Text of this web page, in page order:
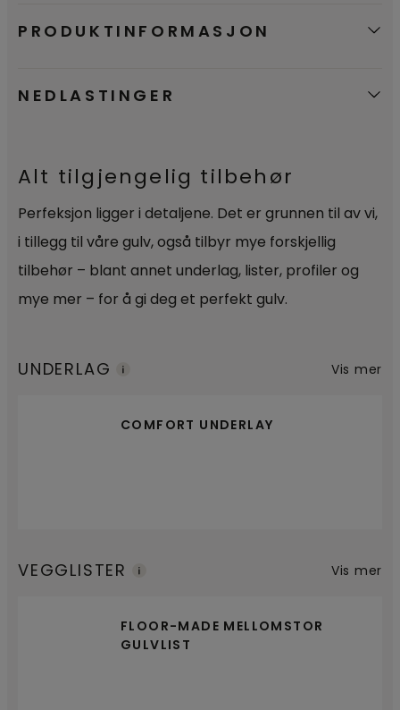
PRODUKTINFORMASJON
NEDLASTINGER
Alt tilgjengelig tilbehør
Perfeksjon ligger i detaljene. Det er grunnen til av vi,
i tillegg til våre gulv, også tilbyr mye forskjellig
tilbehør – blant annet underlag, lister, profiler og
mye mer – for å gi deg et perfekt gulv.
UNDERLAG
COMFORT UNDERLAY
Vis mer
VEGGLISTER
FLOOR-MADE MELLOMSTOR
GULVLIST
Vis mer